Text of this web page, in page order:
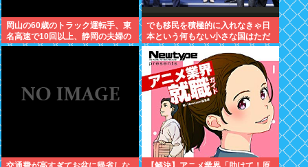
岡山の60歳のトラック運転手、東
名高速で10回以上、静岡の夫婦の
車に追突
でも移民を積極的に入れなきゃ日
本という何もない小さな国はただ
滅びるだけだよねここから逃げる
とただのネトウヨになりそうだと
思う